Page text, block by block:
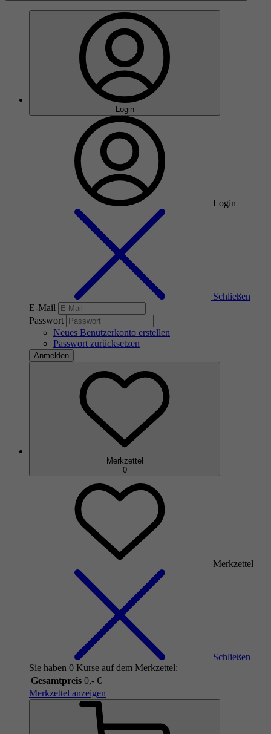
Login
Login
Schließen
E-Mail
Passwort
Neues Benutzerkonto erstellen
Passwort zurücksetzen
Anmelden
Merkzettel
0
Merkzettel
Schließen
Sie haben 0 Kurse auf dem Merkzettel:
Gesamtpreis 0,- €
Merkzettel anzeigen